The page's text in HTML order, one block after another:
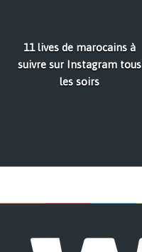
11 lives de marocains à
suivre sur Instagram tous
les soirs